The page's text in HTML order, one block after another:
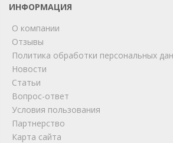
ИНФОРМАЦИЯ
О компании
Отзывы
Политика обработки персональных
Новости
Статьи
Вопрос-ответ
Условия пользования
Партнерство
Карта сайта
online